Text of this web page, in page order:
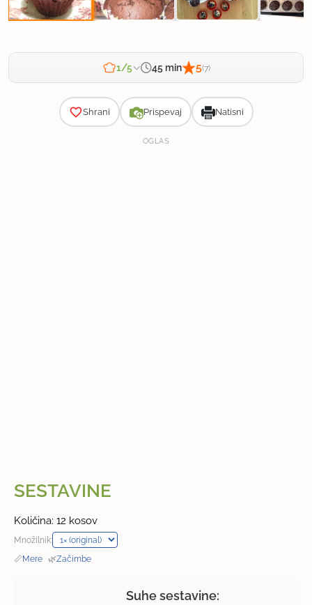
1/5 45 min 5(7)
Shrani Prispevaj Natisni
OGLAS
SESTAVINE
Količina: 12 kosov
Množilnik:
📏Mere · 🌿Začimbe
Suhe sestavine: